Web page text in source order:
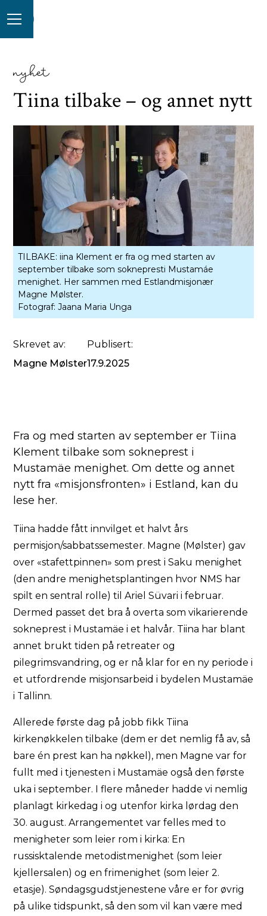
nyhet
Tiina tilbake – og annet nytt
TILBAKE: iina Klement er fra og med starten av
september tilbake som soknepresti Mustamáe
menighet. Her sammen med Estlandmisjonær
Magne Mølster.
Fotograf: Jaana Maria Unga
Skrevet av:
Magne Mølster
Publisert:
17.9.2025
Fra og med starten av september er Tiina
Klement tilbake som sokneprest i
Mustamäe menighet. Om dette og annet
nytt fra «misjonsfronten» i Estland, kan du
lese her.
Tiina hadde fått innvilget et halvt års
permisjon/sabbatssemester. Magne (Mølster) gav
over «stafettpinnen» som prest i Saku menighet
(den andre menighetsplantingen hvor NMS har
spilt en sentral rolle) til Ariel Süvari i februar.
Dermed passet det bra å overta som vikarierende
sokneprest i Mustamäe i et halvår. Tiina har blant
annet brukt tiden på retreater og
pilegrimsvandring, og er nå klar for en ny periode i
et utfordrende misjonsarbeid i bydelen Mustamäe
i Tallinn.
Allerede første dag på jobb fikk Tiina
kirkenøkkelen tilbake (dem er det nemlig få av, så
bare én prest kan ha nøkkel), men Magne var for
fullt med i tjenesten i Mustamäe også den første
uka i september. I flere måneder hadde vi nemlig
planlagt kirkedag i og utenfor kirka lørdag den
30. august. Arrangementet var felles med to
menigheter som leier rom i kirka: En
russisktalende metodistmenighet (som leier
kjellersalen) og en frimenighet (som leier 2.
etasje). Søndagsgudstjenestene våre er for øvrig
på ulike tidspunkt, så den som vil kan være med